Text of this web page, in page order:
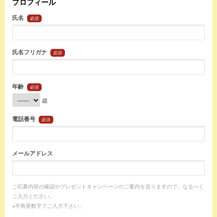
氏名 必須
氏名フリガナ 必須
年齢 必須
歳
電話番号 必須
メールアドレス
ご応募内容の確認やプレゼントキャンペーンのご案内を送りますので、なるべく
ご入力ください。
※半角英数字でご入力下さい。